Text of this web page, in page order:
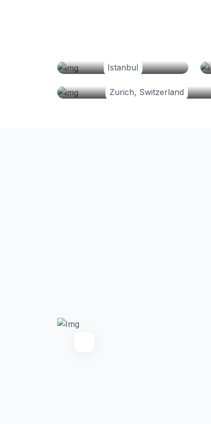
Istanbul
Zurich, Switzerland